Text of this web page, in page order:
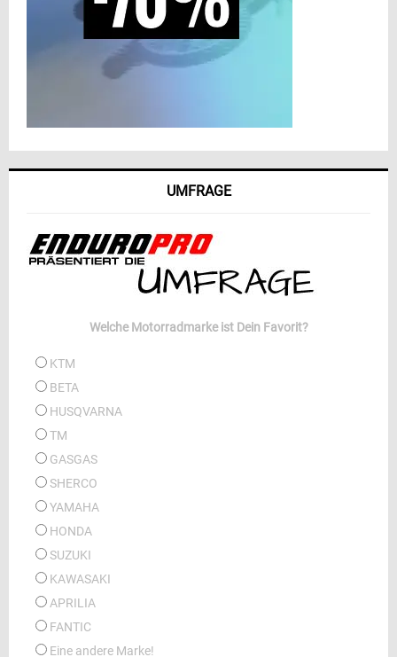
UMFRAGE
Welche Motorradmarke ist Dein Favorit?
KTM
BETA
HUSQVARNA
TM
GASGAS
SHERCO
YAMAHA
HONDA
SUZUKI
KAWASAKI
APRILIA
FANTIC
Eine andere Marke!